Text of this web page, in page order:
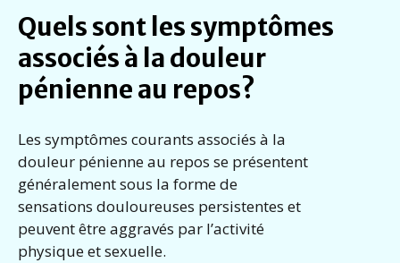
Quels sont les symptômes
associés à la douleur
pénienne au repos?
Les symptômes courants associés à la
douleur pénienne au repos se présentent
généralement sous la forme de
sensations douloureuses persistentes et
peuvent être aggravés par l’activité
physique et sexuelle.